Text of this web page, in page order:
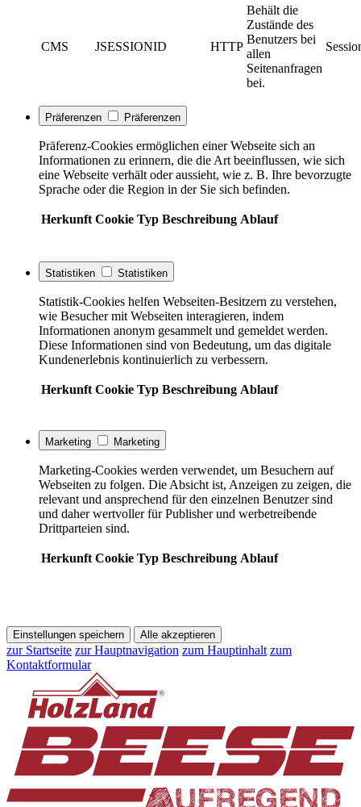
CMS JSESSIONID HTTP
Behält die
Zustände des
Benutzers bei
allen
Seitenanfragen
bei.
Präferenzen Präferenzen
Präferenz-Cookies ermöglichen einer Webseite sich an
Informationen zu erinnern, die die Art beeinflussen, wie sich
eine Webseite verhält oder aussieht, wie z. B. Ihre bevorzugte
Sprache oder die Region in der Sie sich befinden.
Herkunft Cookie Typ Beschreibung Ablauf
Statistiken Statistiken
Statistik-Cookies helfen Webseiten-Besitzern zu verstehen,
wie Besucher mit Webseiten interagieren, indem
Informationen anonym gesammelt und gemeldet werden.
Diese Informationen sind von Bedeutung, um das digitale
Kundenerlebnis kontinuierlich zu verbessern.
Herkunft Cookie Typ Beschreibung Ablauf
Marketing Marketing
Marketing-Cookies werden verwendet, um Besuchern auf
Webseiten zu folgen. Die Absicht ist, Anzeigen zu zeigen, die
relevant und ansprechend für den einzelnen Benutzer sind
und daher wertvoller für Publisher und werbetreibende
Drittparteien sind.
Herkunft Cookie Typ Beschreibung Ablauf
Einstellungen speichern Alle akzeptieren
zur Startseite zur Hauptnavigation zum Hauptinhalt zum
Kontaktformular